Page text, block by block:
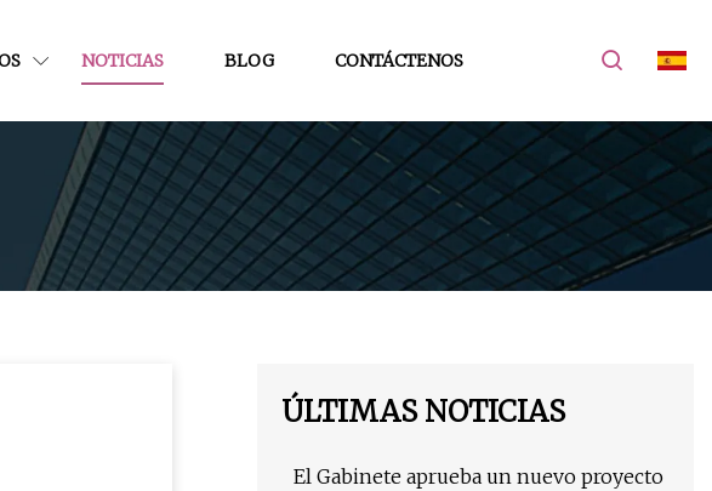
NOTICIAS BLOG CONTÁCTENOS
ÚLTIMAS NOTICIAS
El Gabinete aprueba un nuevo proyecto